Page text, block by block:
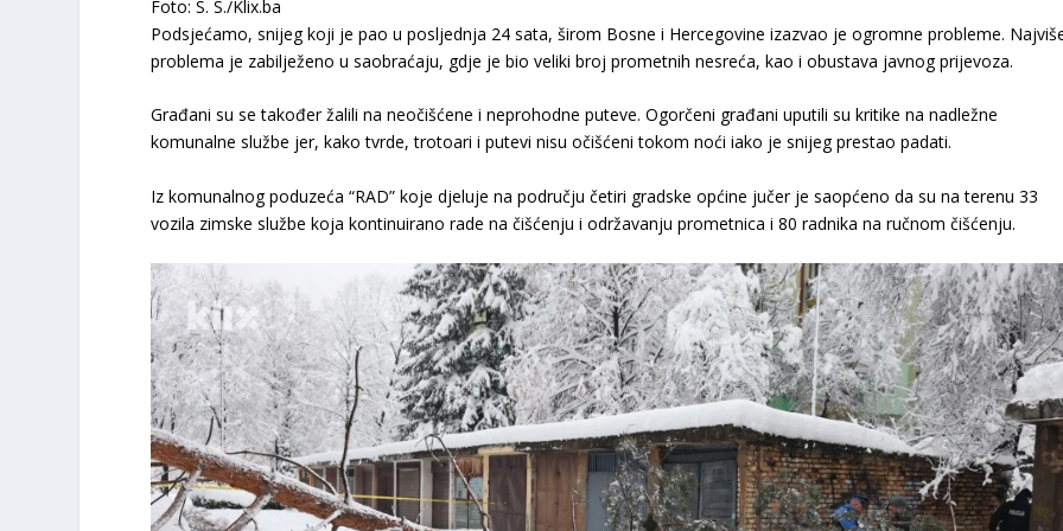
Foto: S. S./Klix.ba
Podsjećamo, snijeg koji je pao u posljednja 24 sata, širom Bosne i Hercegovine izazvao je ogromne probleme.
problema je zabilježeno u saobraćaju, gdje je bio veliki broj prometnih nesreća, kao i obustava javnog prijevoza.
Građani su se također žalili na neočišćene i neprohodne puteve. Ogorčeni građani uputili su kritike na nadležne
komunalne službe jer, kako tvrde, trotoari i putevi nisu očišćeni tokom noći iako je snijeg prestao padati.
Iz komunalnog poduzeća “RAD” koje djeluje na području četiri gradske općine jučer je saopćeno da su na terenu 33
vozila zimske službe koja kontinuirano rade na čišćenju i održavanju prometnica i 80 radnika na ručnom čišćenju.